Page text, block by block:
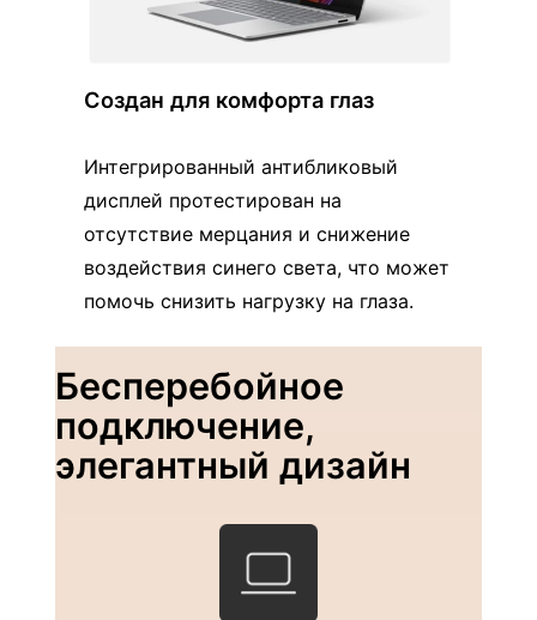
Создан для комфорта глаз
Интегрированный антибликовый
дисплей протестирован на
отсутствие мерцания и снижение
воздействия синего света, что может
помочь снизить нагрузку на глаза.
Бесперебойное
подключение,
элегантный дизайн